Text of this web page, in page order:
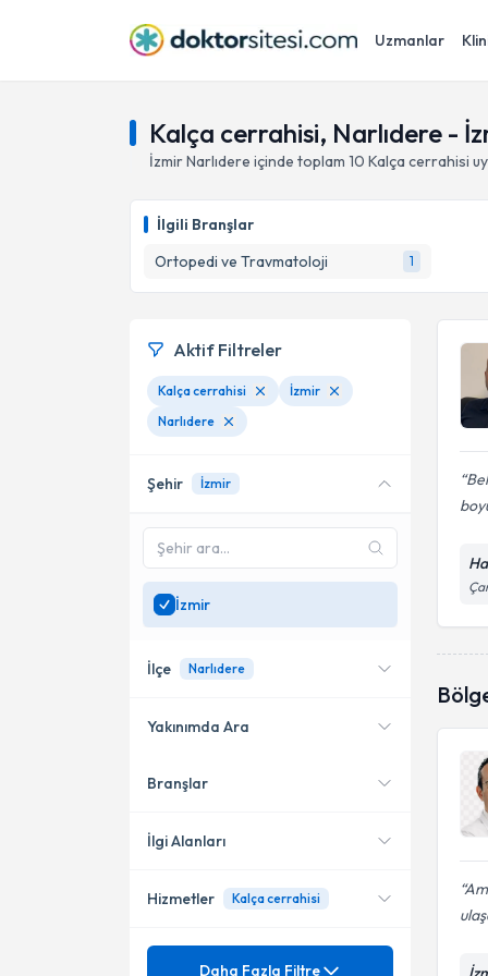
Uzmanlar
Kalça cerrahisi, Narlıdere -
İzmirNarlıdere içinde toplam 10 Kalça cerrahisi
İlgili Branşlar
Ortopedi ve Travmatoloji
1
Aktif Filtreler
Kalça cerrahisi
İzmir
Narlıdere
Şehir İzmir
İzmir
İlçe Narlıdere
Konak
Çiğli
Yakınımda Ara
Konumuma yakın uzmanları
Branşlar
Ortopedi ve Travmatoloji
İlgi Alanları
Artrit
Hizmetler Kalça cerrahisi
Mezuniyet
Daha Fazla Filtre